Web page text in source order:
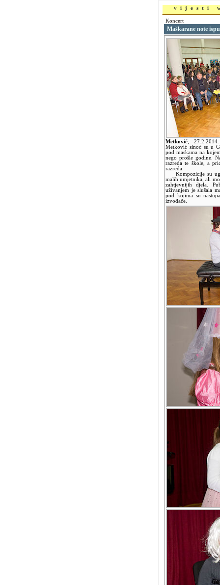
vijesti
Koncert
Maškarane note
Metković ,
Metković sinoć su u
pod maskama na
nego prošle godine.
razreda te škole, a
razreda.
Kompozicije su
malih umjetnika, ali
zahtjevnijih djela.
uživanjem je slušala
pod kojima su
izvođače.